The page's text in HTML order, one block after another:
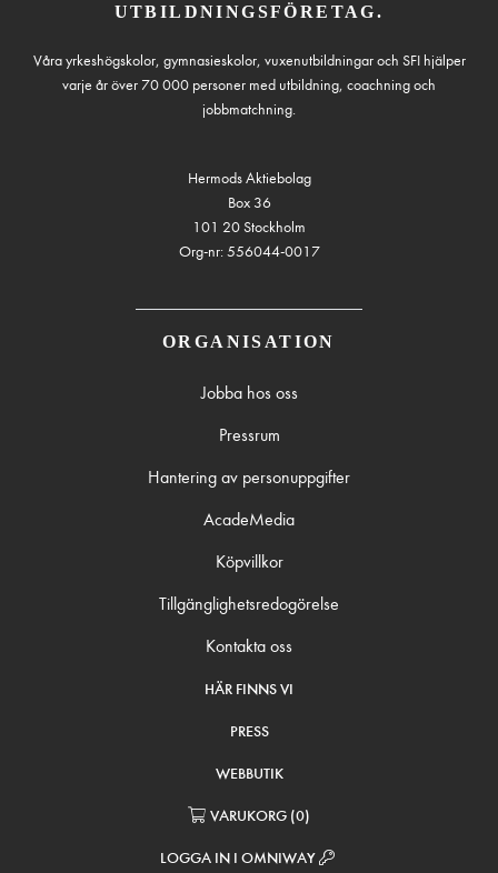
UTBILDNINGSFÖRETAG.
Våra yrkeshögskolor, gymnasieskolor, vuxenutbildningar och SFI hjälper
varje år över 70 000 personer med utbildning, coachning och
jobbmatchning.
Hermods Aktiebolag
Box 36
101 20 Stockholm
Org-nr: 556044-0017
ORGANISATION
Jobba hos oss
Pressrum
Hantering av personuppgifter
AcadeMedia
Köpvillkor
Tillgänglighetsredogörelse
Kontakta oss
HÄR FINNS VI
PRESS
WEBBUTIK
VARUKORG (0)
LOGGA IN I OMNIWAY